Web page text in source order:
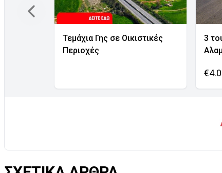
Τεμάχια Γης σε Οικιστικές
Περιοχές
3